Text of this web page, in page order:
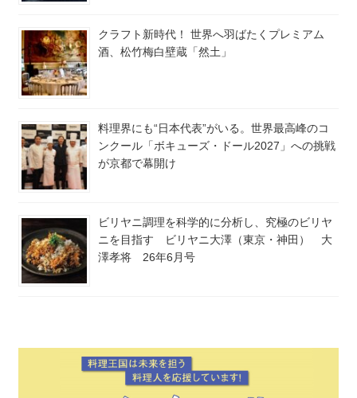
クラフト新時代！ 世界へ羽ばたくプレミアム
酒、松竹梅白壁蔵「然土」
料理界にも“日本代表”がいる。世界最高峰のコ
ンクール「ボキューズ・ドール2027」への挑戦
が京都で幕開け
ビリヤニ調理を科学的に分析し、究極のビリヤ
ニを目指す ビリヤニ大澤（東京・神田） 大
澤孝将 26年6月号